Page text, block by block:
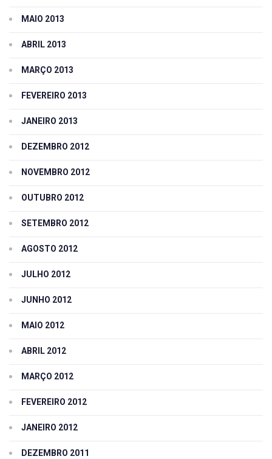
MAIO 2013
ABRIL 2013
MARÇO 2013
FEVEREIRO 2013
JANEIRO 2013
DEZEMBRO 2012
NOVEMBRO 2012
OUTUBRO 2012
SETEMBRO 2012
AGOSTO 2012
JULHO 2012
JUNHO 2012
MAIO 2012
ABRIL 2012
MARÇO 2012
FEVEREIRO 2012
JANEIRO 2012
DEZEMBRO 2011